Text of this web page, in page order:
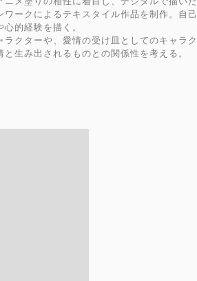
ワークによるテキスタイル作品を制作。自己
的経験を描く。
ラクターや、愛情の受け皿としてのキャラク
生み出されるものとの関係性を考える。